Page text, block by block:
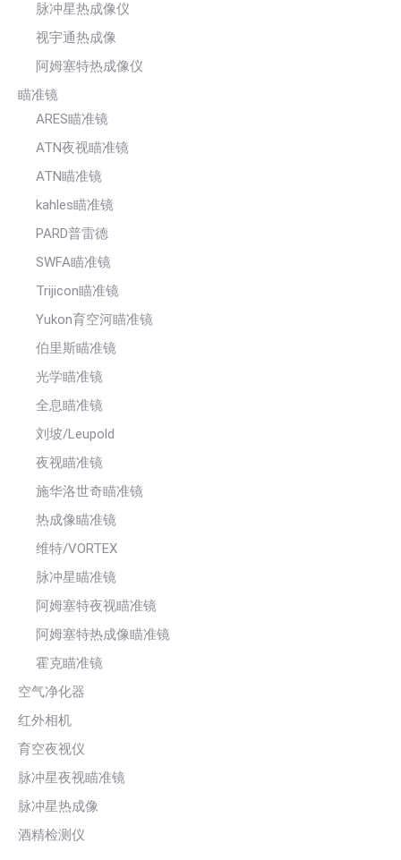
脉冲星热成像仪
视宇通热成像
阿姆塞特热成像仪
瞄准镜
ARES瞄准镜
ATN夜视瞄准镜
ATN瞄准镜
kahles瞄准镜
PARD普雷德
SWFA瞄准镜
Trijicon瞄准镜
Yukon育空河瞄准镜
伯里斯瞄准镜
光学瞄准镜
全息瞄准镜
刘坡/Leupold
夜视瞄准镜
施华洛世奇瞄准镜
热成像瞄准镜
维特/VORTEX
脉冲星瞄准镜
阿姆塞特夜视瞄准镜
阿姆塞特热成像瞄准镜
霍克瞄准镜
空气净化器
红外相机
育空夜视仪
脉冲星夜视瞄准镜
脉冲星热成像
酒精检测仪